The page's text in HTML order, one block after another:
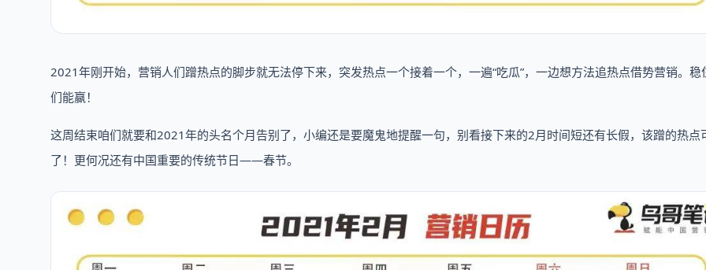
2021年刚开始，营销人们蹭热点的脚步就无法停下来，突发热点一个接着一个，一遍“吃瓜”，一边想方法追热点借势营销。稳
们能赢！
这周结束咱们就要和2021年的头名个月告别了，小编还是要魔鬼地提醒一句，别看接下来的2月时间短还有长假，该蹭的热点
了！更何况还有中国重要的传统节日——春节。